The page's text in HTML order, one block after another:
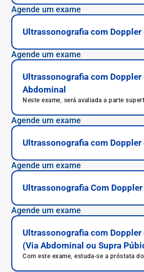
Agende um exame
Ultrassonografia com Doppler
Agende um exame
Ultrassonografia com Doppler
Abdominal
Neste exame, será avaliada a parte
Agende um exame
Ultrassonografia com Doppler
Agende um exame
Ultrassonografia Com
Agende um exame
Ultrassonografia com Doppler
(Via Abdominal ou Supra
Com este exame, estuda-se a próstata